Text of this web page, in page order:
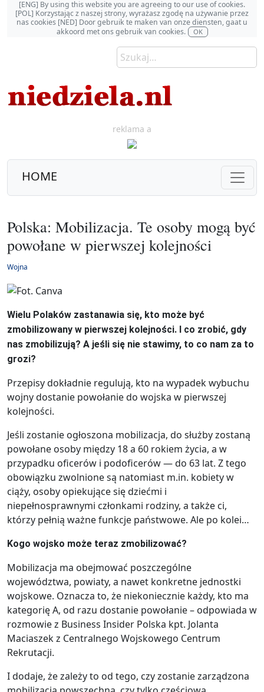
[ENG] By using this website you are agreeing to our use of cookies.
[POL] Korzystając z naszej strony, wyrażasz zgodę na używanie przez
nas cookies [NED] Door gebruik te maken van onze diensten, gaat u
akkoord met ons gebruik van cookies.
OK
reklama a
HOME
Polska: Mobilizacja. Te osoby mogą być
powołane w pierwszej kolejności
Wojna
Wielu Polaków zastanawia się, kto może być
zmobilizowany w pierwszej kolejności. I co zrobić, gdy
nas zmobilizują? A jeśli się nie stawimy, to co nam za to
grozi?
Przepisy dokładnie regulują, kto na wypadek wybuchu
wojny dostanie powołanie do wojska w pierwszej
kolejności.
Jeśli zostanie ogłoszona mobilizacja, do służby zostaną
powołane osoby między 18 a 60 rokiem życia, a w
przypadku oficerów i podoficerów — do 63 lat. Z tego
obowiązku zwolnione są natomiast m.in. kobiety w
ciąży, osoby opiekujące się dziećmi i
niepełnosprawnymi członkami rodziny, a także ci,
którzy pełnią ważne funkcje państwowe. Ale po kolei…
Kogo wojsko może teraz zmobilizować?
Mobilizacja ma obejmować poszczególne
województwa, powiaty, a nawet konkretne jednostki
wojskowe. Oznacza to, że niekoniecznie każdy, kto ma
kategorię A, od razu dostanie powołanie – odpowiada w
rozmowie z Business Insider Polska kpt. Jolanta
Maciaszek z Centralnego Wojskowego Centrum
Rekrutacji.
I dodaje, że zależy to od tego, czy zostanie zarządzona